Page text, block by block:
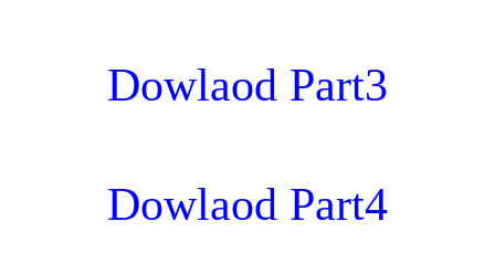
Dowlaod Part3
Dowlaod Part4